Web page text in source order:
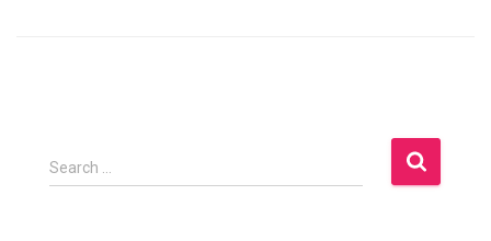
S
e
Search …